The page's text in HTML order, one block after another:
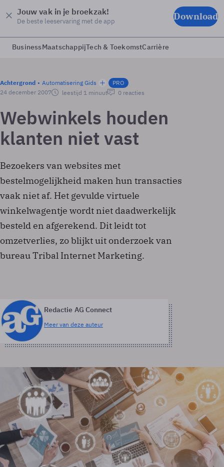
Jouw vak in je broekzak!
De beste leeservaring met de app Download
BusinessMaatschappijTech & ToekomstCarrière
Achtergrond Automatisering Gids
PRO
24 december 2007
leestijd 1 minuut 0 reacties
Webwinkels houden
klanten niet vast
Bezoekers van websites met
bestelmogelijkheid maken hun transacties
vaak niet af. Het gevulde virtuele
winkelwagentje wordt niet daadwerkelijk
besteld en afgerekend. Dit leidt tot
omzetverlies, zo blijkt uit onderzoek van
bureau Tribal Internet Marketing.
Redactie AG Connect
Meer van deze auteur